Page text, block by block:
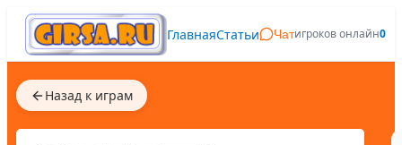
ГлавнаяСтатьи Чатигроков онлайн0
Назад к играм